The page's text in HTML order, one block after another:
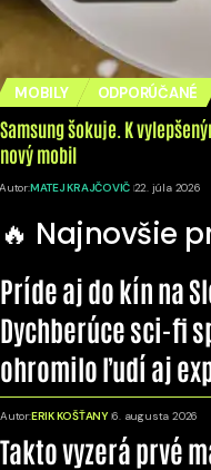
MOBILY ODPORÚČANÉ
Samsung šokuje. K
nový mobil
Autor:MATEJ KRAJČOVIČ 22. júla 2026
🔥 Najnovšie
Príde aj do kín na
Dychberúce sci-fi
ohromilo ľudí aj
Autor:ERIK KOŠŤANY 6. augusta 2026
Takto vyzerá prvé